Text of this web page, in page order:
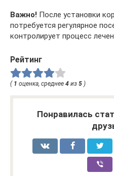
Важно! После установки
потребуется регулярное
контролирует процесс
Рейтинг
( 1 оценка, среднее 4 из 5 )
Понравилась